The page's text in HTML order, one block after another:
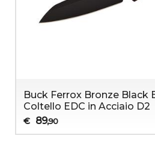
Buck Ferrox Bronze Black
Coltello EDC in Acciaio D2
€ 89,90